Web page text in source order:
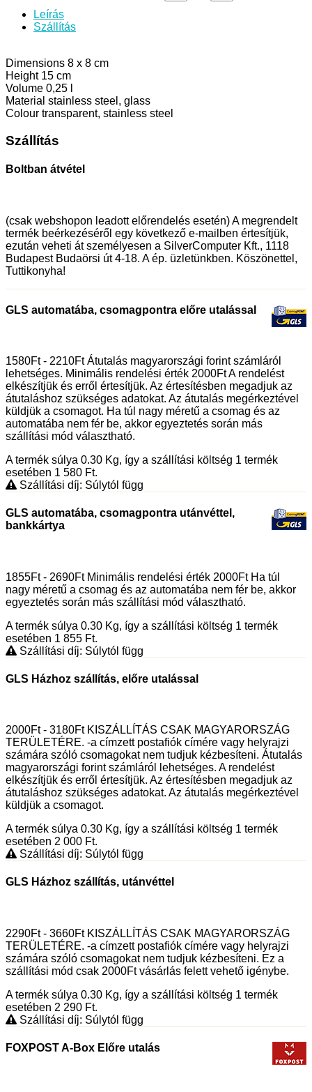
Leírás
Szállítás
Dimensions 8 x 8 cm
Height 15 cm
Volume 0,25 l
Material stainless steel, glass
Colour transparent, stainless steel
Szállítás
Boltban átvétel
(csak webshopon leadott előrendelés esetén) A megrendelt
termék beérkezéséről egy következő e-mailben értesítjük,
ezután veheti át személyesen a SilverComputer Kft., 1118
Budapest Budaörsi út 4-18. A ép. üzletünkben. Köszönettel,
Tuttikonyha!
GLS automatába, csomagpontra előre utalással
1580Ft - 2210Ft Átutalás magyarországi forint számláról
lehetséges. Minimális rendelési érték 2000Ft A rendelést
elkészítjük és erről értesítjük. Az értesítésben megadjuk az
átutaláshoz szükséges adatokat. Az átutalás megérkeztével
küldjük a csomagot. Ha túl nagy méretű a csomag és az
automatába nem fér be, akkor egyeztetés során más
szállítási mód választható.
A termék súlya 0.30 Kg, így a szállítási költség 1 termék
esetében 1 580 Ft.
Szállítási díj: Súlytól függ
GLS automatába, csomagpontra utánvéttel,
bankkártya
1855Ft - 2690Ft Minimális rendelési érték 2000Ft Ha túl
nagy méretű a csomag és az automatába nem fér be, akkor
egyeztetés során más szállítási mód választható.
A termék súlya 0.30 Kg, így a szállítási költség 1 termék
esetében 1 855 Ft.
Szállítási díj: Súlytól függ
GLS Házhoz szállítás, előre utalással
2000Ft - 3180Ft KISZÁLLÍTÁS CSAK MAGYARORSZÁG
TERÜLETÉRE. -a címzett postafiók címére vagy helyrajzi
számára szóló csomagokat nem tudjuk kézbesíteni. Átutalás
magyarországi forint számláról lehetséges. A rendelést
elkészítjük és erről értesítjük. Az értesítésben megadjuk az
átutaláshoz szükséges adatokat. Az átutalás megérkeztével
küldjük a csomagot.
A termék súlya 0.30 Kg, így a szállítási költség 1 termék
esetében 2 000 Ft.
Szállítási díj: Súlytól függ
GLS Házhoz szállítás, utánvéttel
2290Ft - 3660Ft KISZÁLLÍTÁS CSAK MAGYARORSZÁG
TERÜLETÉRE. -a címzett postafiók címére vagy helyrajzi
számára szóló csomagokat nem tudjuk kézbesíteni. Ez a
szállítási mód csak 2000Ft vásárlás felett vehető igénybe.
A termék súlya 0.30 Kg, így a szállítási költség 1 termék
esetében 2 290 Ft.
Szállítási díj: Súlytól függ
FOXPOST A-Box Előre utalás